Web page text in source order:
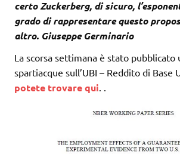
certo Zuckerberg, di sicuro,
grado di rappresentare questo
altro. Giuseppe Germinario
La scorsa settimana è stato pubblicato
spartiacque sull’UBI – Reddito di Base
potete trovare qui. .